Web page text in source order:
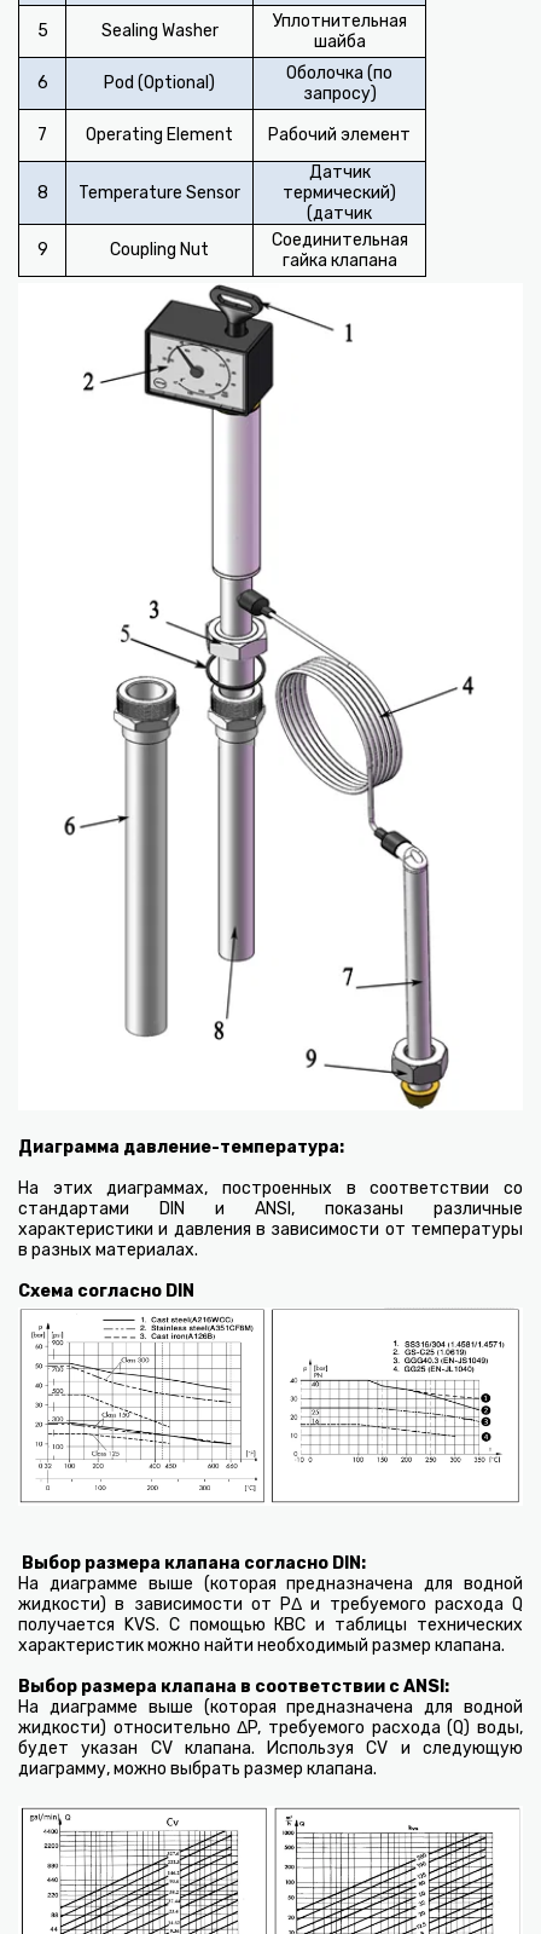
5
Sealing Washer
Уплотнительная
шайба
6
Pod (Optional)
Оболочка (по
запросу)
7
Operating Element Рабочий элемент
8 Temperature Sensor
Датчик
(термический
датчик)
9
Coupling Nut
Соединительная
гайка клапана
Диаграмма давление-температура:
На этих диаграммах, построенных в соответствии со
стандартами DIN и ANSI, показаны различные
характеристики и давления в зависимости от температуры
в разных материалах.
Схема согласно DIN
Выбор размера клапана согласно DIN :
На диаграмме выше (которая предназначена для водной
жидкости) в зависимости от PΔ и требуемого расхода Q
получается KVS. С помощью КВС и таблицы технических
характеристик можно найти необходимый размер клапана.
Выбор размера клапана в соответствии сANSI :
На диаграмме выше (которая предназначена для водной
жидкости) относительно ΔP, требуемого расхода (Q) воды,
будет указан CV клапана. Используя CV и следующую
диаграмму, можно выбрать размер клапана.